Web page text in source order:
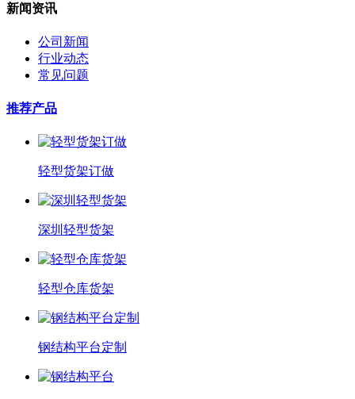
新闻资讯
公司新闻
行业动态
常见问题
推荐产品
轻型货架订做
深圳轻型货架
轻型仓库货架
钢结构平台定制